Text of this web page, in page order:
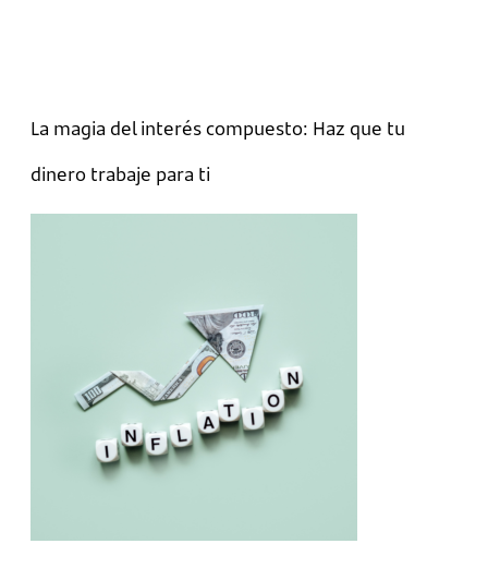
La magia del interés compuesto: Haz que tu
dinero trabaje para ti